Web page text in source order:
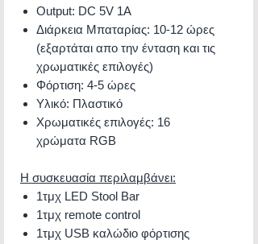
Output: DC 5V 1A
Διάρκεια Μπαταρίας: 10-12 ώρες
(εξαρτάται απο την ένταση και τις
χρωματικές επιλογές)
Φόρτιση: 4-5 ώρες
Υλικό: Πλαστικό
Χρωματικές επιλογές: 16
χρώματα RGB
Η συσκευασία περιλαμβάνει:
​1τμχ LED Stool Bar
1τμχ remote control
1τμχ USB καλώδιο φόρτισης